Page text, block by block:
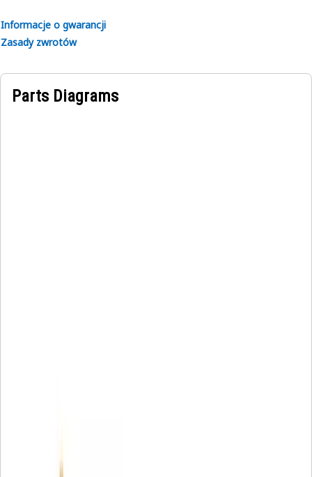
Informacje o gwarancji
Zasady zwrotów
Parts Diagrams